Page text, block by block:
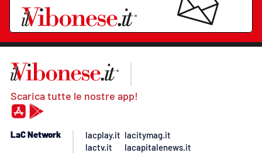
Scarica tutte le nostre app!
LaC Network
lacplay.it
lactv.it
lacitymag.it
lacapitalenews.it